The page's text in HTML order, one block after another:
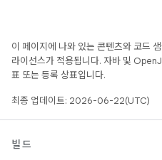
이 페이지에 나와 있는 콘텐츠와 코드
라이선스가 적용됩니다. 자바 및
표 또는 등록 상표입니다.
최종 업데이트: 2026-06-22(UTC)
빌드